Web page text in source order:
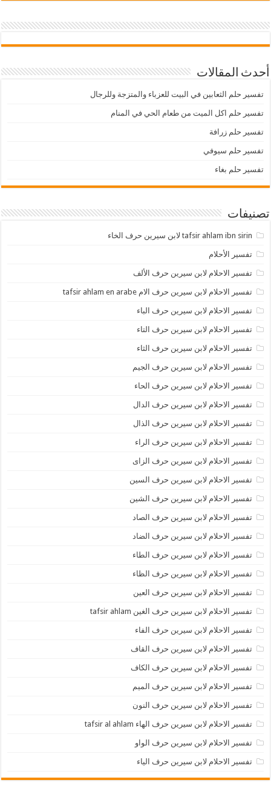
أحدث المقالات
تفسير حلم الثعابين في البيت للعزباء والمتزجة وللرجال
تفسير حلم اكل الميت من طعام الحي في المنام
تفسير حلم زرافة
تفسير حلم سيوفي
تفسير حلم بغاء
تصنيفات
tafsir ahlam ibn sirin لابن سيرين حرف الخاء
تفسير الأحلام
تفسير الاحلام لابن سيرين حرف الألف
تفسير الاحلام لابن سيرين حرف الام tafsir ahlam en arabe
تفسير الاحلام لابن سيرين حرف الباء
تفسير الاحلام لابن سيرين حرف التاء
تفسير الاحلام لابن سيرين حرف الثاء
تفسير الاحلام لابن سيرين حرف الجيم
تفسير الاحلام لابن سيرين حرف الحاء
تفسير الاحلام لابن سيرين حرف الدال
تفسير الاحلام لابن سيرين حرف الذال
تفسير الاحلام لابن سيرين حرف الراء
تفسير الاحلام لابن سيرين حرف الزاى
تفسير الاحلام لابن سيرين حرف السين
تفسير الاحلام لابن سيرين حرف الشين
تفسير الاحلام لابن سيرين حرف الصاد
تفسير الاحلام لابن سيرين حرف الضاد
تفسير الاحلام لابن سيرين حرف الطاء
تفسير الاحلام لابن سيرين حرف الظاء
تفسير الاحلام لابن سيرين حرف العين
تفسير الاحلام لابن سيرين حرف الغين tafsir ahlam
تفسير الاحلام لابن سيرين حرف الفاء
تفسير الاحلام لابن سيرين حرف القاف
تفسير الاحلام لابن سيرين حرف الكاف
تفسير الاحلام لابن سيرين حرف الميم
تفسير الاحلام لابن سيرين حرف النون
تفسير الاحلام لابن سيرين حرف الهاء tafsir al ahlam
تفسير الاحلام لابن سيرين حرف الواو
تفسير الاحلام لابن سيرين حرف الياء